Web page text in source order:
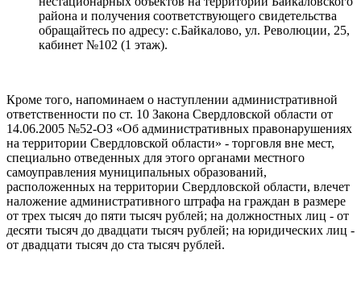
района и получения соответствующего свидетельства
обращайтесь по адресу: с.Байкалово, ул. Революции, 25,
кабинет №102 (1 этаж).
Кроме того, напоминаем о наступлении административной
ответственности по ст. 10 Закона Свердловской области от
14.06.2005 №52-ОЗ «Об административных правонарушениях
на территории Свердловской области» - торговля вне мест,
специально отведенных для этого органами местного
самоуправления муниципальных образований,
расположенных на территории Свердловской области, влечет
наложение административного штрафа на граждан в размере
от трех тысяч до пяти тысяч рублей; на должностных лиц - от
десяти тысяч до двадцати тысяч рублей; на юридических лиц -
от двадцати тысяч до ста тысяч рублей.